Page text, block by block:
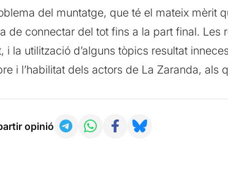
del muntatge, que té el mateix mèrit
de connectar del tot fins a la part final. Les
i la utilització d’alguns tòpics resultat
i l’habilitat dels actors de La Zaranda, als
opinió